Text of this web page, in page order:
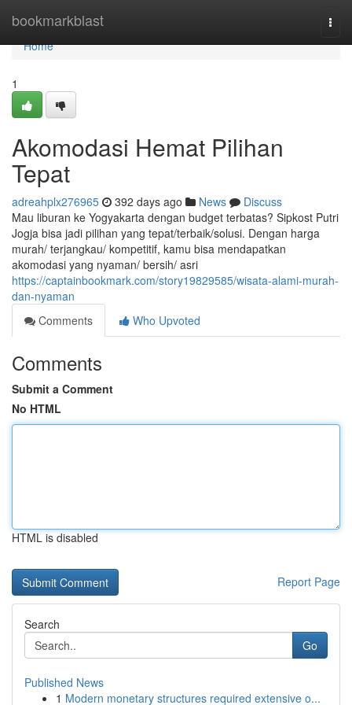
bookmarkblast
Home
Home
1
Akomodasi Hemat Pilihan
Tepat
adreahplx276965 392 days ago News
Discuss
Mau liburan ke Yogyakarta dengan budget terbatas? Sipkost Putri
Jogja bisa jadi pilihan yang tepat/terbaik/solusi. Dengan harga
murah/ terjangkau/ kompetitif, kamu bisa mendapatkan
akomodasi yang nyaman/ bersih/ asri
https://captainbookmark.com/story19829585/wisata-alami-murah-
dan-nyaman
Comments
Who Upvoted
Comments
Submit a Comment
No HTML
HTML is disabled
Report Page
Search
Go
Published News
1 Modern monetary structures required extensive o...